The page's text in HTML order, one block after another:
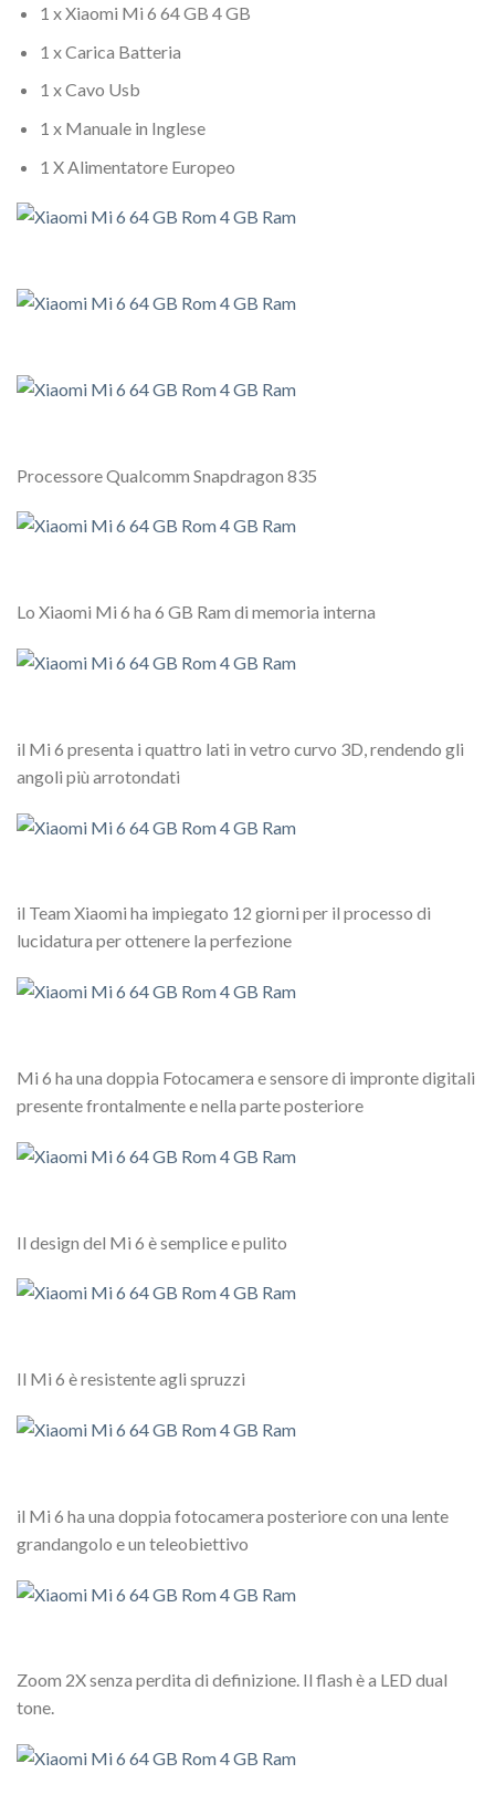
1 x Xiaomi Mi 6 64 GB 4 GB
1 x Carica Batteria
1 x Cavo Usb
1 x Manuale in Inglese
1 X Alimentatore Europeo
Processore Qualcomm Snapdragon 835
Lo Xiaomi Mi 6 ha 6 GB Ram di memoria interna
il Mi 6 presenta i quattro lati in vetro curvo 3D, rendendo gli
angoli più arrotondati
il Team Xiaomi ha impiegato 12 giorni per il processo di
lucidatura per ottenere la perfezione
Mi 6 ha una doppia Fotocamera e sensore di impronte digitali
presente frontalmente e nella parte posteriore
Il design del Mi 6 è semplice e pulito
Il Mi 6 è resistente agli spruzzi
il Mi 6 ha una doppia fotocamera posteriore con una lente
grandangolo e un teleobiettivo
Zoom 2X senza perdita di definizione. Il flash è a LED dual
tone.